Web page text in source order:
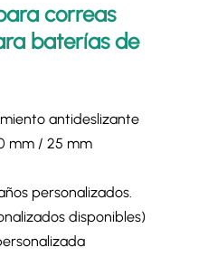
correas
baterías de
antideslizante
mm / 25 mm
personalizados.
disponibles)